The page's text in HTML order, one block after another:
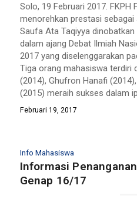
Solo, 19 Februari 2017. FKPH
menorehkan prestasi
Saufa Ata Taqiyya
dalam ajang Debat Ilmiah
2017 yang diselenggarakan
Tiga orang mahasiswa terdiri
(2014), Ghufron Hanafi
(2015) meraih sukses dalam
Februari 19, 2017
Info Mahasiswa
Informasi
Genap 16/17